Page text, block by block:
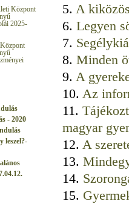
Központ
2025-
- 2020
leszel?-
5. A
6. Legyen
7.
8. Minden
9. A gyere
10. Az
11.
magyar
12. A
13.
14.
15.